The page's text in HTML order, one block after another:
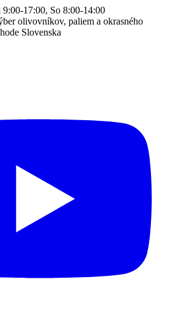
9:00-17:00, So 8:00-14:00
olivovníkov, paliem a okrasného
Slovenska